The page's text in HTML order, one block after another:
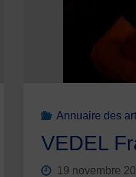
Annuaire des
VEDEL
19 novembre